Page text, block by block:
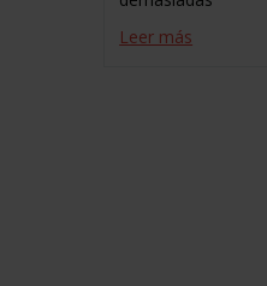
Leer más